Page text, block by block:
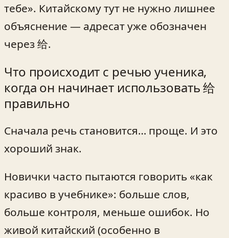
тебе». Китайскому тут не нужно лишнее
объяснение — адресат уже обозначен
через 给.
Что происходит с речью ученика,
когда он начинает использовать 给
правильно
Сначала речь становится… проще. И это
хороший знак.
Новички часто пытаются говорить «как
красиво в учебнике»: больше слов,
больше контроля, меньше ошибок. Но
живой китайский (особенно в